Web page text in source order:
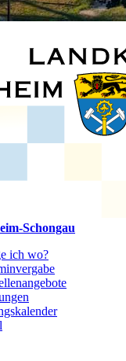
Schongau
ich wo?